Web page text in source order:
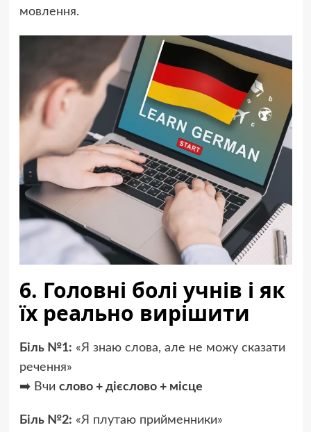
мовлення.
6. Головні болі учнів і як
їх реально вирішити
Біль №1: «Я знаю слова, але не можу сказати
речення»
➡️ Вчи слово + дієслово + місце
Біль №2: «Я плутаю прийменники»